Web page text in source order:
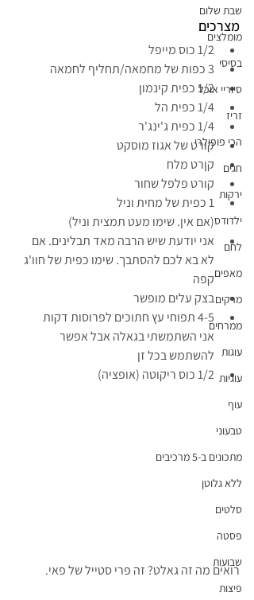
שבת שלום
מומלצים
בסיסי
סיוריי אוכל
זריז
הכי פופולרי
חגים
ירקות
ילדודס
לחם
מאפים
מרקים
ממרחים
עוגות
עוגיות
עוף
טבעוני
מתכונים ב-5 מרכיבים
ללא גלוטן
סלטים
פסטה
שבועות
פיצות
מצרכים
1/2 כוס מייפל
3 כפות של מחמאה/תחליף לחמאה
1/2 כפית קינמון
1/4 כפית הל
1/4 כפית ג'ינג'ר
קורט של אגוז מוסקט
קןרט מלח
קורט פלפל שחור
1 כפית של מחית וניל
(אם אין. שימו מעט תמצית וניל)
אני יודעת שיש הרבה מאד תבלינים. אם
לא בא לכם להסתבך. שימו כפית של חוו'ג
קפה
בצק עלים מופשר
4-5 תפוחי עץ חתוכים לפרוסות דקות
אני השתמשתי בגאלה אבל אפשר
להשתמש בכל זן
1/2 כוס ריקוטה (אופציה)
רואים מה זה גאלט? זה פרי סטייל של פאי.